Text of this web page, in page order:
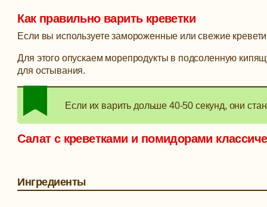
Как правильно варить креветки
Если вы используете замороженные или свежие
Для этого опускаем морепродукты в подсоленную
для остывания.
Если их варить дольше 40-50 секунд, они
Салат с креветками и помидорами
Ингредиенты